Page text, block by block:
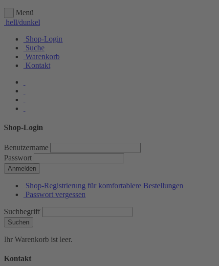
Menü
hell/dunkel
Shop-Login
Suche
Warenkorb
Kontakt
Shop-Login
Benutzername
Passwort
Anmelden
Shop-Registrierung für komfortablere Bestellungen
Passwort vergessen
Suchbegriff
Suchen
Ihr Warenkorb ist leer.
Kontakt